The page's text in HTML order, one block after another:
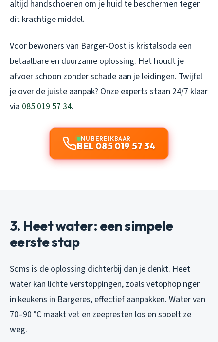
altijd handschoenen om je huid te beschermen tegen
dit krachtige middel.
Voor bewoners van Barger-Oost is kristalsoda een
betaalbare en duurzame oplossing. Het houdt je
afvoer schoon zonder schade aan je leidingen. Twijfel
je over de juiste aanpak? Onze experts staan 24/7 klaar
via 085 019 57 34.
NU BEREIKBAAR
BEL 085 019 57 34
3. Heet water: een simpele
eerste stap
Soms is de oplossing dichterbij dan je denkt. Heet
water kan lichte verstoppingen, zoals vetophopingen
in keukens in Bargeres, effectief aanpakken. Water van
70–90 °C maakt vet en zeepresten los en spoelt ze
weg.